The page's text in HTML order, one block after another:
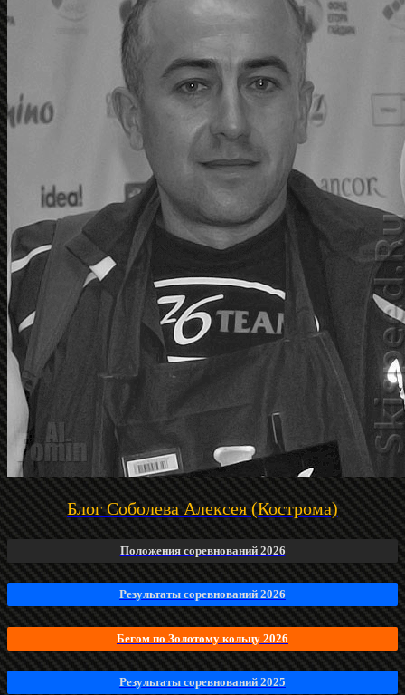
Блог Соболева Алексея (Кострома)
Положения соревнований 2026
Результаты соревнований 2026
Бегом по Золотому кольцу 2026
Результаты соревнований 2025